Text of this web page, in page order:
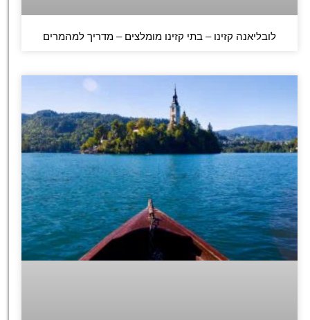
לובליאנה קזינו – בתי קזינו מומלצים – מדריך למהמרים